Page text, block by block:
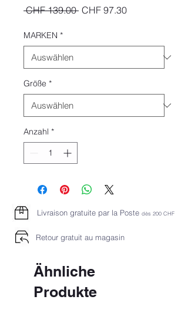
CHF 139.00 Standardpreis
CHF 97.30Sale-
MARKEN *
Größe *
Anzahl *
Livraison gratuite par la Poste dès 200 CHF
Retour gratuit au magasin
Ähnliche
Produkte